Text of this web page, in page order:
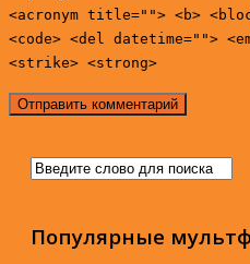
<acronym title=""> <b>
<code> <del datetime="">
<strike> <strong>
Популярные